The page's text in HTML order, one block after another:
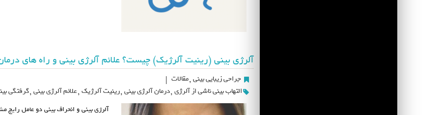
آلرژی بینی (رینیت آلرژیک) چیست؟ علائم آلرژی بینی و راه های
جراحی زیبایی بینی ,مقالات |
التهاب بینی ناشی از آلرژی ,درمان آلرژی بینی ,رینیت آلرژیک ,علائم آلرژی بینی ,گرفتگی
آلرژی بینی و انحراف بینی دو عامل رایج